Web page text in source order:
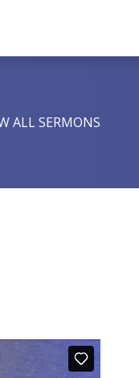
ALL SERMONS